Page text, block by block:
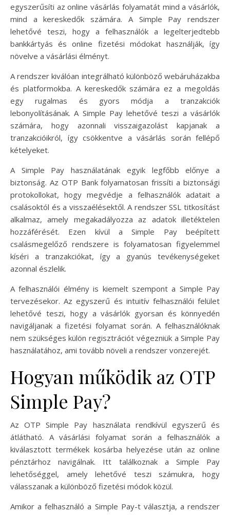
egyszerűsíti az online vásárlás folyamatát mind a vásárlók,
mind a kereskedők számára. A Simple Pay rendszer
lehetővé teszi, hogy a felhasználók a legelterjedtebb
bankkártyás és online fizetési módokat használják, így
növelve a vásárlási élményt.
A rendszer kiválóan integrálható különböző webáruházakba
és platformokba. A kereskedők számára ez a megoldás
egy rugalmas és gyors módja a tranzakciók
lebonyolításának. A Simple Pay lehetővé teszi a vásárlók
számára, hogy azonnali visszaigazolást kapjanak a
tranzakcióikról, így csökkentve a vásárlás során fellépő
kételyeket.
A Simple Pay használatának egyik legfőbb előnye a
biztonság. Az OTP Bank folyamatosan frissíti a biztonsági
protokollokat, hogy megvédje a felhasználók adatait a
csalásoktól és a visszaélésektől. A rendszer SSL titkosítást
alkalmaz, amely megakadályozza az adatok illetéktelen
hozzáférését. Ezen kívül a Simple Pay beépített
csalásmegelőző rendszere is folyamatosan figyelemmel
kíséri a tranzakciókat, így a gyanús tevékenységeket
azonnal észlelik.
A felhasználói élmény is kiemelt szempont a Simple Pay
tervezésekor. Az egyszerű és intuitív felhasználói felület
lehetővé teszi, hogy a vásárlók gyorsan és könnyedén
navigáljanak a fizetési folyamat során. A felhasználóknak
nem szükséges külön regisztrációt végezniük a Simple Pay
használatához, ami tovább növeli a rendszer vonzerejét.
Hogyan működik az OTP
Simple Pay?
Az OTP Simple Pay használata rendkívül egyszerű és
átlátható. A vásárlási folyamat során a felhasználók a
kiválasztott termékek kosárba helyezése után az online
pénztárhoz navigálnak. Itt találkoznak a Simple Pay
lehetőséggel, amely lehetővé teszi számukra, hogy
válasszanak a különböző fizetési módok közül.
Amikor a felhasználó a Simple Pay-t választja, a rendszer